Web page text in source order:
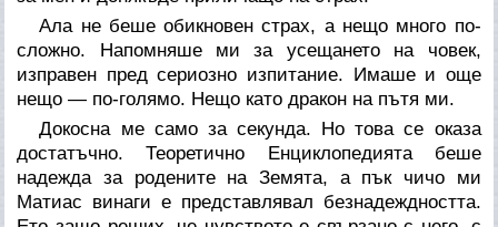
Ала не беше обикновен страх, а нещо много по-
сложно. Напомняше ми за усещането на човек,
изправен пред сериозно изпитание. Имаше и още
нещо — по-голямо. Нещо като дракон на пътя ми.
Докосна ме само за секунда. Но това се оказа
достатъчно. Теоретично Енциклопедията беше
надежда за родените на Земята, а пък чичо ми
Матиас винаги е представлявал безнадеждността.